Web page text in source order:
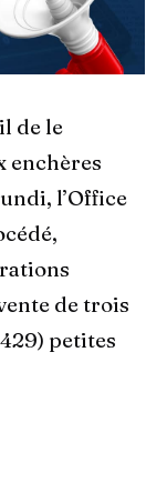
de le
enchères
l’Office
de trois
petites